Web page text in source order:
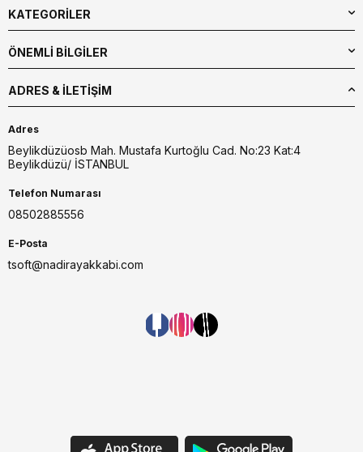
KATEGORİLER
ÖNEMLİ BİLGİLER
ADRES & İLETIŞIM
Adres
Beylikdüzüosb Mah. Mustafa Kurtoğlu Cad. No:23 Kat:4
Beylikdüzü/ İSTANBUL
Telefon Numarası
08502885556
E-Posta
tsoft@nadirayakkabi.com